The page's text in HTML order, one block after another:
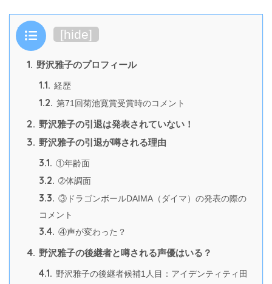
目次 [hide]
1. 野沢雅子のプロフィール
1.1. 経歴
1.2. 第71回菊池寛賞受賞時のコメント
2. 野沢雅子の引退は発表されていない！
3. 野沢雅子の引退が噂される理由
3.1. ①年齢面
3.2. ➁体調面
3.3. ③ドラゴンボールDAIMA（ダイマ）の発表の際の
コメント
3.4. ④声が変わった？
4. 野沢雅子の後継者と噂される声優はいる？
4.1. 野沢雅子の後継者候補1人目：アイデンティティ田